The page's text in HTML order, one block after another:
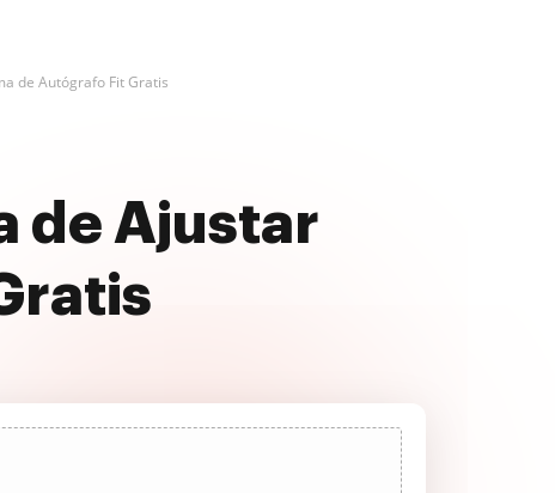
de Autógrafo Fit Gratis
de Ajustar